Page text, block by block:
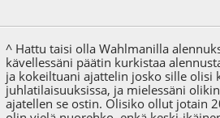
^ Hattu taisi olla Wahlmanilla
kävellessäni päätin kurkistaa
ja kokeiltuani ajattelin josko sille olisi
juhlatilaisuuksissa, ja mielessäni
ajatellen se ostin. Olisiko ollut jotain